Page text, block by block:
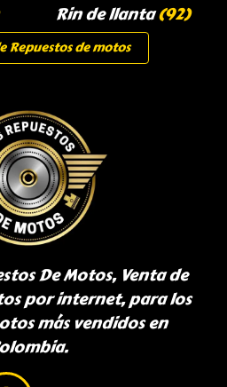
Rin de llanta(92)
Repuestos de motos
De Motos, Venta de
por internet, para los
más vendidos en